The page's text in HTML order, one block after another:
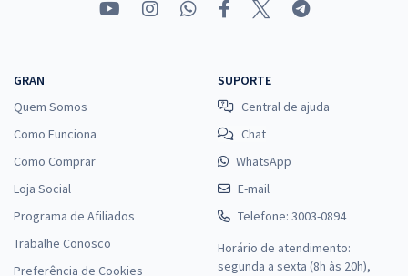
GRAN
Quem Somos
Como Funciona
Como Comprar
Loja Social
Programa de Afiliados
Trabalhe Conosco
Preferência de Cookies
SUPORTE
Central de ajuda
Chat
WhatsApp
E-mail
Telefone: 3003-0894
Horário de atendimento:
segunda a sexta (8h às 20h),